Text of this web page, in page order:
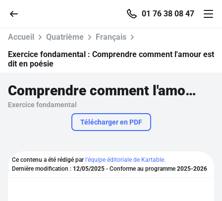
01 76 38 08 47
Parcourir
Se connecter
Accueil Quatrième
Français
Exercice fondamental : Comprendre comment l'amour est
dit en poésie
Comprendre comment l'amour est dit en poésie
Exercice fondamental
Télécharger en PDF
Ce contenu a été rédigé par l'équipe éditoriale de Kartable.
Dernière modification : 12/05/2025 - Conforme au programme 2025-2026